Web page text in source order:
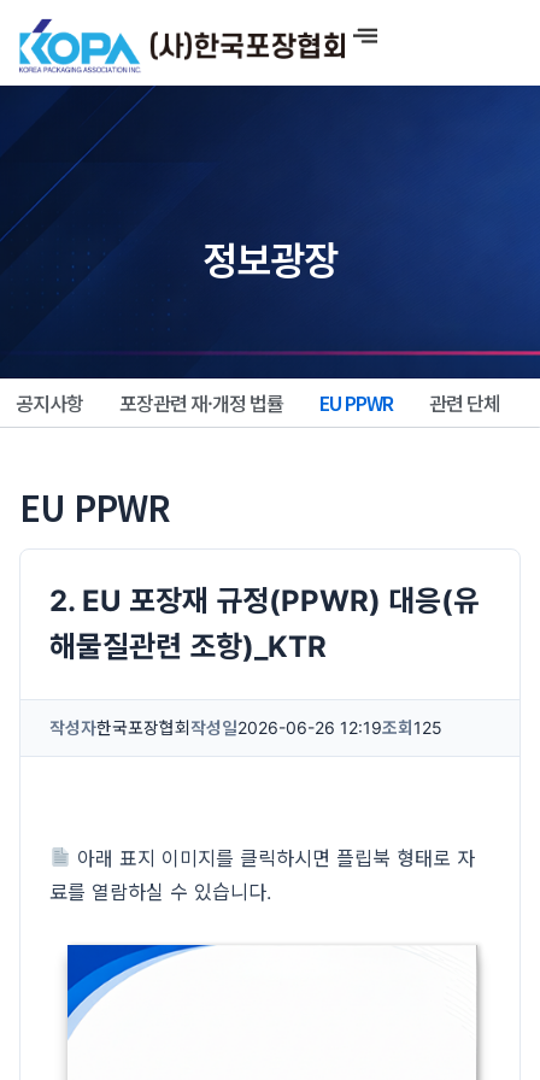
너
정보광장
공지사항 포장관련 재·개정 법률 EU PPWR 관련 단체
EU PPWR
2. EU 포장재 규정(PPWR) 대응(유
해물질관련 조항)_KTR
작성자한국포장협회작성일2026-06-26 12:19조회 125
아래 표지 이미지를 클릭하시면 플립북 형태로 자
료를 열람하실 수 있습니다.